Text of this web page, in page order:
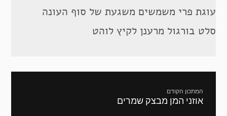
עוגת פרי משמשים משגעת של סוף העונה
סלט בורגול מרענן לקיץ לוהט
המתכון הקודם
מתכון
אוזני המן מבצק שמרים